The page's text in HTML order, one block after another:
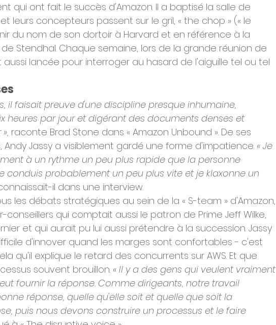
qui ont fait le succès d'Amazon. Il a baptisé la salle de
leurs concepteurs passent sur le gril, « the chop » (« le
du nom de son dortoir à Harvard et en référence à la
Stendhal. Chaque semaine, lors de la grande réunion de
lancée pour interroger au hasard de l'aiguille tel ou tel
il faisait preuve d'une discipline presque inhumaine,
heures par jour et digérant des documents denses et
raconte Brad Stone dans « Amazon Unbound ». De ses
Andy Jassy a visiblement gardé une forme d'impatience. « Je
à un rythme un peu plus rapide que la personne
conduis probablement un peu plus vite et je klaxonne un
il dans une interview.
les débats stratégiques au sein de la « S-team » d'Amazon,
qui comptait aussi le patron de Prime Jeff Wilke,
et qui aurait pu lui aussi prétendre à la succession. Jassy
d'innover quand les marges sont confortables - c'est
qu'il explique le retard des concurrents sur AWS. Et que
souvent brouillon. « Il y a des gens qui veulent vraiment
fournir la réponse. Comme dirigeants, notre travail
réponse, quelle qu'elle soit et quelle que soit la
puis nous devons construire un processus et le faire